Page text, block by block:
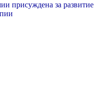
присуждена за развитие